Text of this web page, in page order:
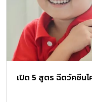
เปิด 5 สูตร ฉีดวัคซีนโ